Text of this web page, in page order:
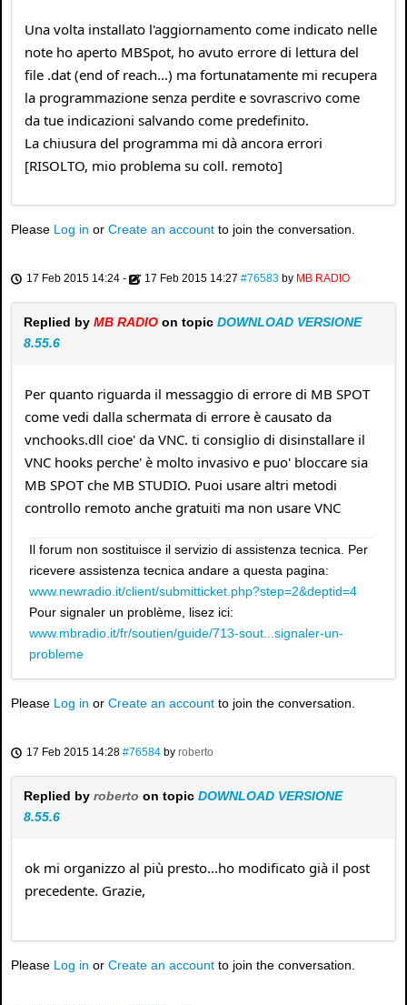
Una volta installato l'aggiornamento come indicato nelle
note ho aperto MBSpot, ho avuto errore di lettura del
file .dat (end of reach...) ma fortunatamente mi recupera
la programmazione senza perdite e sovrascrivo come
da tue indicazioni salvando come predefinito.
La chiusura del programma mi dà ancora errori
[RISOLTO, mio problema su coll. remoto]
Please Log in or Create an account to join the conversation.
17 Feb 2015 14:24 - 17 Feb 2015 14:27 #76583 by MB RADIO
Replied by MB RADIO on topic DOWNLOAD VERSIONE
8.55.6
Per quanto riguarda il messaggio di errore di MB SPOT
come vedi dalla schermata di errore è causato da
vnchooks.dll cioe' da VNC. ti consiglio di disinstallare il
VNC hooks perche' è molto invasivo e puo' bloccare sia
MB SPOT che MB STUDIO. Puoi usare altri metodi
controllo remoto anche gratuiti ma non usare VNC
Il forum non sostituisce il servizio di assistenza tecnica. Per
ricevere assistenza tecnica andare a questa pagina:
www.newradio.it/client/submitticket.php?step=2&deptid=4
Pour signaler un problème, lisez ici:
www.mbradio.it/fr/soutien/guide/713-sout...signaler-un-
probleme
Please Log in or Create an account to join the conversation.
17 Feb 2015 14:28 #76584 by roberto
Replied by roberto on topic DOWNLOAD VERSIONE
8.55.6
ok mi organizzo al più presto...ho modificato già il post
precedente. Grazie,
Please Log in or Create an account to join the conversation.